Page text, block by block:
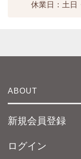
休業日：土日
ABOUT
新規会員登録
ログイン